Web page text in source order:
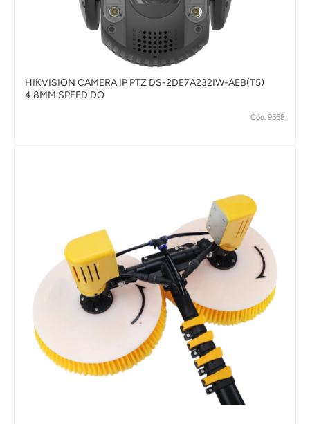
HIKVISION CAMERA IP PTZ DS-2DE7A232IW-AEB(T5)
4.8MM SPEED DO
Cód. 9568